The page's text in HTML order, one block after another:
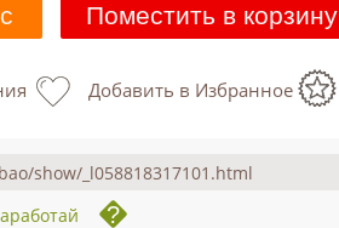
Поместить в корзину
Добавить в Избранное